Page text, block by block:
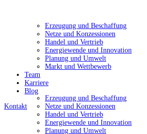
Erzeugung und Beschaffung
Netze und Konzessionen
Handel und Vertrieb
Energiewende und Innovation
Planung und Umwelt
Erzeugung und Beschaffung
Netze und Konzessionen
Handel und Vertrieb
Energiewende und Innovation
Planung und Umwelt
Markt und Wettbewerb
Team
Karriere
Blog
Kontakt